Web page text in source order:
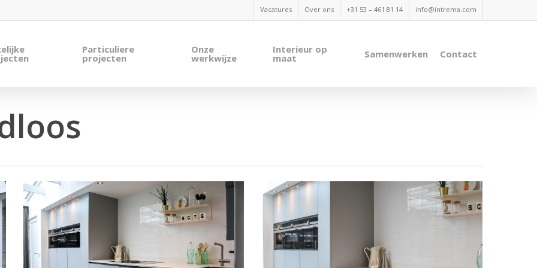
Vacatures Over ons +31 53 – 461 81 14 info@intrema.com
Particuliere
projecten
Onze
werkwijze
Interieur op
maat Samenwerken Contact